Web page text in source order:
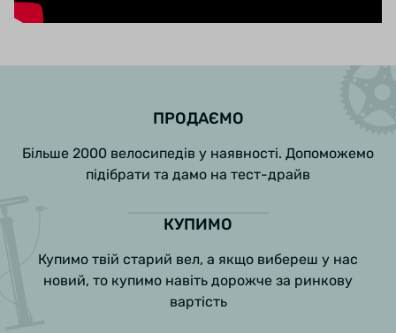
ПРОДАЄМО
Більше 2000 велосипедів у наявності. Допоможемо
підібрати та дамо на тест-драйв
КУПИМО
Купимо твій старий вел, а якщо вибереш у нас
новий, то купимо навіть дорожче за ринкову
вартість